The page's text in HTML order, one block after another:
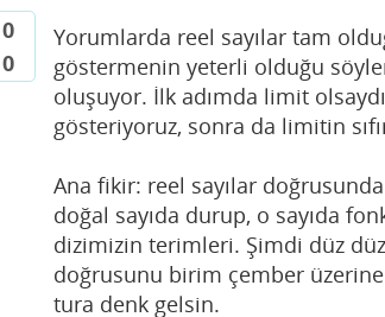
0
0
Yorumlarda reel sayılar tam
göstermenin yeterli olduğu
oluşuyor. İlk adımda limit
gösteriyoruz, sonra da limitin
Ana fikir: reel sayılar
doğal sayıda durup, o sayıda
dizimizin terimleri. Şimdi düz
doğrusunu birim çember üzerine
tura denk gelsin.